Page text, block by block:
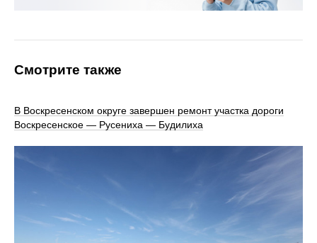
Смотрите также
В Воскресенском округе завершен ремонт участка дороги
Воскресенское — Русениха — Будилиха